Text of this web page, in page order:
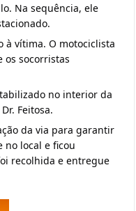
Na sequência, ele
à vítima. O motociclista
socorristas
no interior da
Feitosa.
da via para garantir
no local e ficou
recolhida e entregue